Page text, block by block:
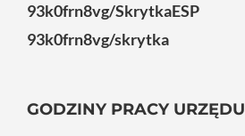
93k0frn8vg/SkrytkaESP
93k0frn8vg/skrytka
GODZINY PRACY URZĘDU